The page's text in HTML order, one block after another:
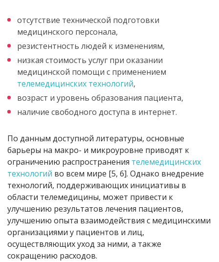
отсутствие технической подготовки
медицинского персонала,
резистентность людей к изменениям,
низкая стоимость услуг при оказании
медицинской помощи с применением
телемедицинских технологий,
возраст и уровень образования пациента,
наличие свободного доступа в интернет.
По данным доступной литературы, основные
барьеры на макро- и микроуровне приводят к
ограничению распространения телемедицинских
технологий во всем мире [5, 6]. Однако внедрение
технологий, поддерживающих инициативы в
области телемедицины, может привести к
улучшению результатов лечения пациентов,
улучшению опыта взаимодействия с медицинскими
организациями у пациентов и лиц,
осуществляющих уход за ними, а также
сокращению расходов.